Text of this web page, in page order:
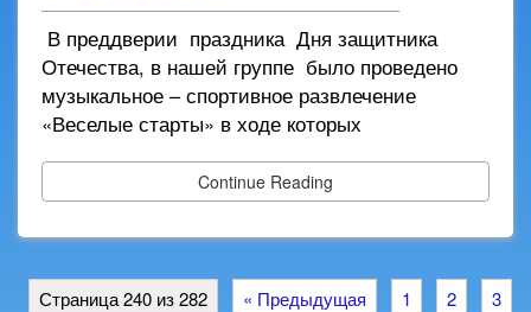
В преддверии праздника Дня защитника
Отечества, в нашей группе было проведено
музыкальное – спортивное развлечение
«Веселые старты» в ходе которых
Continue Reading
Страница 240 из 282 « Предыдущая 1 2
3